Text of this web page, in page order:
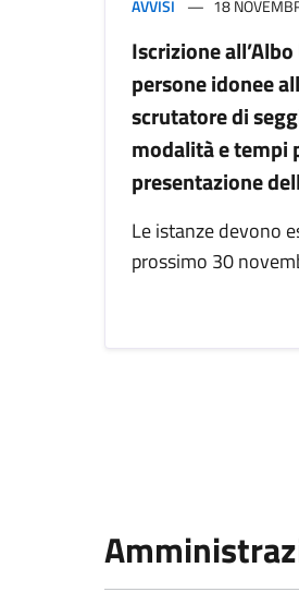
AVVISI 18
Iscrizione
persone idonee
scrutatore di
modalità e tempi
presentazione
Le istanze devono
prossimo 30